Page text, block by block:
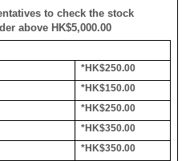
to check the stock
above HK$5,000.00
*HK$250.00
*HK$150.00
*HK$250.00
*HK$350.00
*HK$350.00